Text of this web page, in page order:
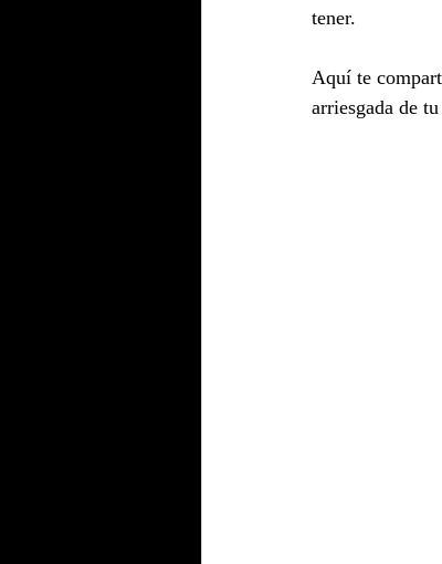
tener.
Aquí te
arriesgada de